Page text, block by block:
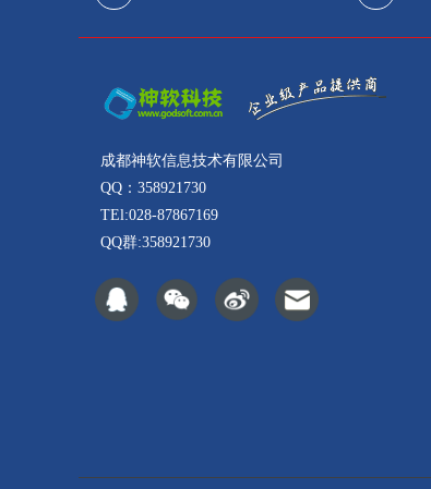
成都神软信息技术有限公司
QQ：358921730
TEl:028-87867169
QQ群:358921730